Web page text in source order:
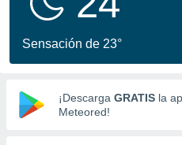
Sensación de 23°
¡Descarga GRATIS la
Meteored!